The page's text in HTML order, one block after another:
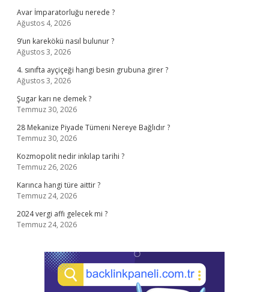
Avar İmparatorluğu nerede ?
Ağustos 4, 2026
9’un karekökü nasıl bulunur ?
Ağustos 3, 2026
4. sınıfta ayçiçeği hangi besin grubuna girer ?
Ağustos 3, 2026
Şugar karı ne demek ?
Temmuz 30, 2026
28 Mekanize Piyade Tümeni Nereye Bağlıdır ?
Temmuz 30, 2026
Kozmopolit nedir inkılap tarihi ?
Temmuz 26, 2026
Karınca hangi türe aittir ?
Temmuz 24, 2026
2024 vergi affı gelecek mi ?
Temmuz 24, 2026